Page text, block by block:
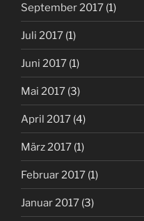
September 2017 (1)
Juli 2017 (1)
Juni 2017 (1)
Mai 2017 (3)
April 2017 (4)
März 2017 (1)
Februar 2017 (1)
Januar 2017 (3)